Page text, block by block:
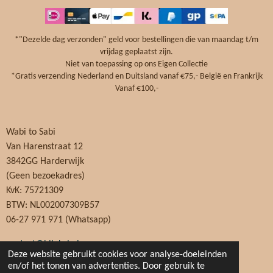
Deze website gebruikt cookies voor analyse-doeleinden
en/of het tonen van advertenties. Door gebruik te
b
o
e
r
e
t
a
g
m
s
A
*"Dezelde dag verzonden" geld voor bestellingen die van maandag t/m
vrijdag geplaatst zijn.
Niet van toepassing op ons Eigen Collectie
*Gratis verzending Nederland en Duitsland vanaf €75,- België en Frankrijk
Vanaf €100,-
Wabi to Sabi
Van Harenstraat 12
3842GG Harderwijk
(Geen bezoekadres)
KvK: 75721309
BTW: NL002007309B57
06-27 971 971 (Whatsapp)
contact@blinkel.nl
© 2016 - 2026BlinkelWebhosting doorCloud86